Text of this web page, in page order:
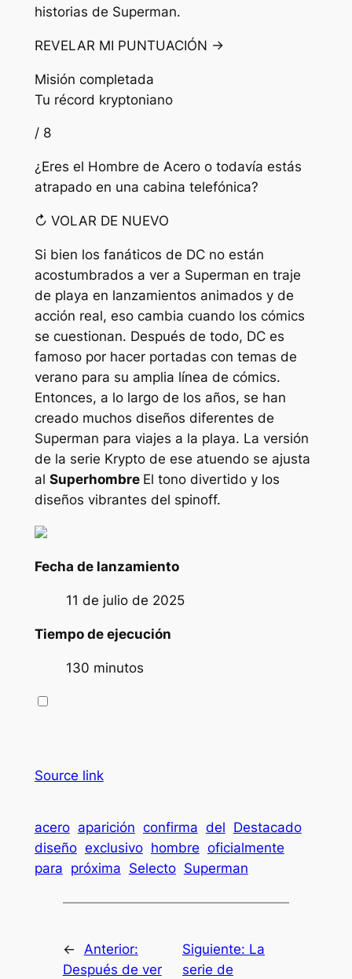
historias de Superman.
REVELAR MI PUNTUACIÓN →
Misión completada
Tu récord kryptoniano
/ 8
¿Eres el Hombre de Acero o todavía estás
atrapado en una cabina telefónica?
↻ VOLAR DE NUEVO
Si bien los fanáticos de DC no están
acostumbrados a ver a Superman en traje
de playa en lanzamientos animados y de
acción real, eso cambia cuando los cómics
se cuestionan. Después de todo, DC es
famoso por hacer portadas con temas de
verano para su amplia línea de cómics.
Entonces, a lo largo de los años, se han
creado muchos diseños diferentes de
Superman para viajes a la playa. La versión
de la serie Krypto de ese atuendo se ajusta
al Superhombre El tono divertido y los
diseños vibrantes del spinoff.
Fecha de lanzamiento
11 de julio de 2025
Tiempo de ejecución
130 minutos
Source link
acero aparición confirma del Destacado
diseño exclusivo hombre oficialmente
para próxima Selecto Superman
← Anterior:
Después de ver
Siguiente: La
serie de